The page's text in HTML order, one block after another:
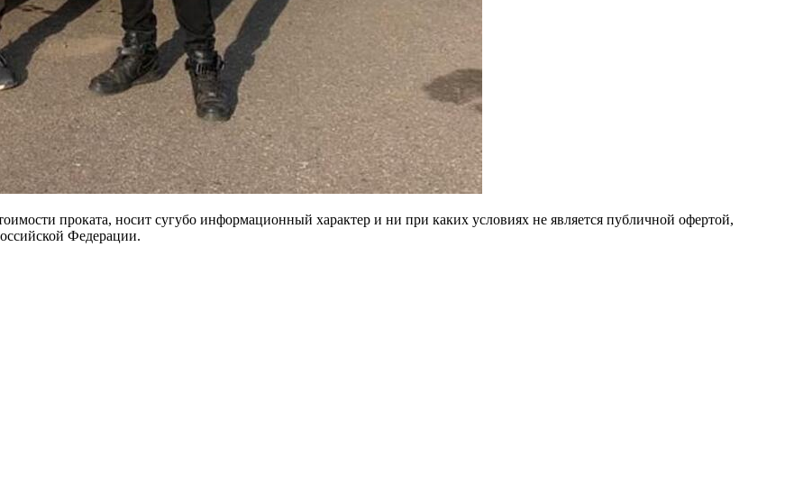
проката, носит сугубо информационный характер и ни при каких условиях не является публичной офертой,
Федерации.